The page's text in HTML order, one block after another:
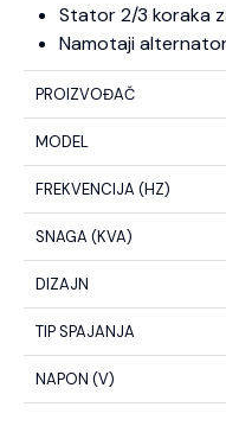
Stator 2/3 koraka
Namotaji
PROIZVOĐAČ
MODEL
FREKVENCIJA (HZ)
SNAGA (KVA)
DIZAJN
TIP SPAJANJA
NAPON (V)